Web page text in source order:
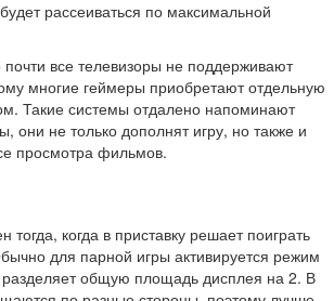
рассеиваться по максимальной
почти все телевизоры не поддерживают
многие геймеры приобретают отдельную
Такие системы отдалено напоминают
они не только дополнят игру, но также и
просмотра фильмов.
тогда, когда в приставку решает поиграть
для парной игры активируется режим
общую площадь дисплея на 2. В